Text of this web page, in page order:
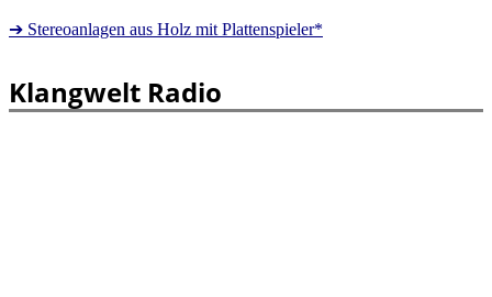
➔ Stereoanlagen aus Holz mit Plattenspieler*
Klangwelt Radio